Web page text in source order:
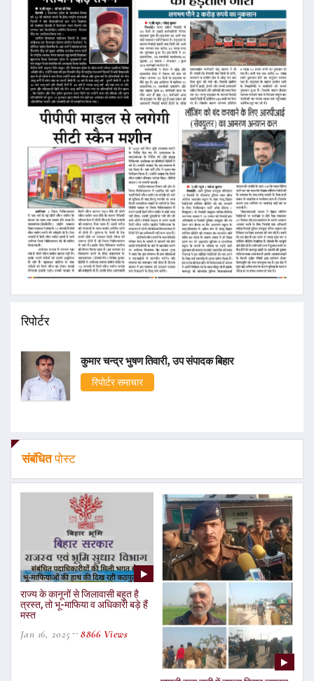
रिपोर्टर
कुमार चन्द्र भुषण तिवारी, उप संपादक बिहार
रिपोर्टर समाचार
संबंधितपोस्ट
राज्य के कानूनों से जिलावासी बहुत है
त्रस्त, तो भू-माफिया व अधिकारी बड़े हैं
मस्त
Jan 16, 2025 8866 Views